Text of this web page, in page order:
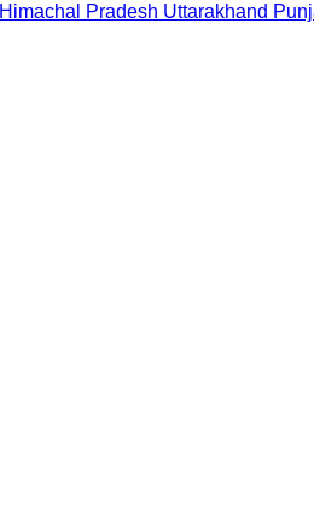
Himachal Pradesh Uttarakhand